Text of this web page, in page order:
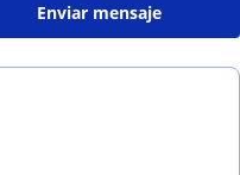
Enviar mensaje